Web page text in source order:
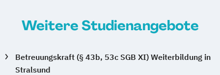
Weitere Studienangebote
Betreuungskraft (§ 43b, 53c SGB XI) Weiterbildung in
Stralsund